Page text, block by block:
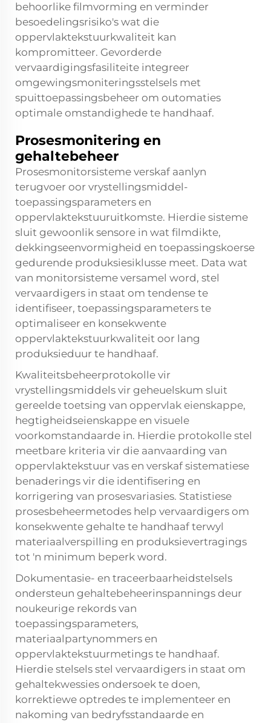
behoorlike filmvorming en verminder
besoedelingsrisiko's wat die
oppervlaktekstuurkwaliteit kan
kompromitteer. Gevorderde
vervaardigingsfasiliteite integreer
omgewingsmoniteringsstelsels met
spuittoepassingsbeheer om outomaties
optimale omstandighede te handhaaf.
Prosesmonitering en
gehaltebeheer
Prosesmonitorsisteme verskaf aanlyn
terugvoer oor vrystellingsmiddel-
toepassingsparameters en
oppervlaktekstuuruitkomste. Hierdie sisteme
sluit gewoonlik sensore in wat filmdikte,
dekkingseenvormigheid en toepassingskoerse
gedurende produksiesiklusse meet. Data wat
van monitorsisteme versamel word, stel
vervaardigers in staat om tendense te
identifiseer, toepassingsparameters te
optimaliseer en konsekwente
oppervlaktekstuurkwaliteit oor lang
produksieduur te handhaaf.
Kwaliteitsbeheerprotokolle vir
vrystellingsmiddels vir geheuelskum sluit
gereelde toetsing van oppervlak eienskappe,
hegtigheidseienskappe en visuele
voorkomstandaarde in. Hierdie protokolle stel
meetbare kriteria vir die aanvaarding van
oppervlaktekstuur vas en verskaf sistematiese
benaderings vir die identifisering en
korrigering van prosesvariasies. Statistiese
prosesbeheermetodes help vervaardigers om
konsekwente gehalte te handhaaf terwyl
materiaalverspilling en produksievertragings
tot 'n minimum beperk word.
Dokumentasie- en traceerbaarheidstelsels
ondersteun gehaltebeheerinspannings deur
noukeurige rekords van
toepassingsparameters,
materiaalpartynommers en
oppervlaktekstuurmetings te handhaaf.
Hierdie stelsels stel vervaardigers in staat om
gehaltekwessies ondersoek te doen,
korrektiewe optredes te implementeer en
nakoming van bedryfsstandaarde en